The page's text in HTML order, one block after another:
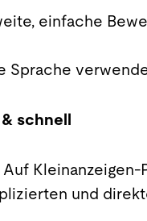
einfache
Sprache
schnell
und